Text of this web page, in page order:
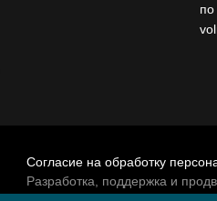
Согласие на обработку
Разработка, поддержка и